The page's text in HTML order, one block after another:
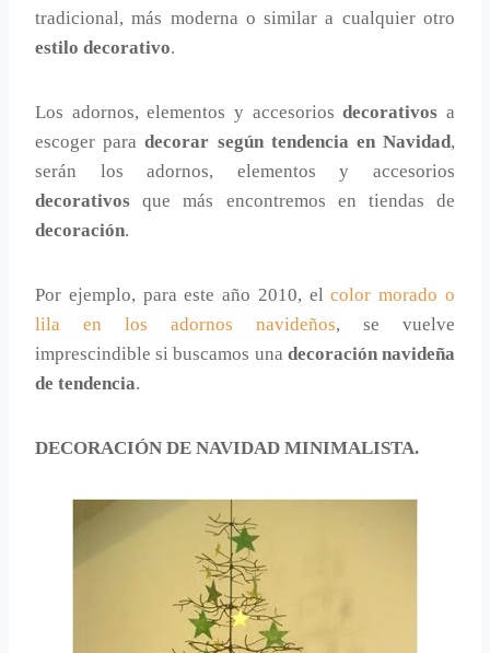
tradicional, más moderna o similar a cualquier otro
estilo decorativo.
Los adornos, elementos y accesoriosdecorativos a
escoger paradecorar según tendencia en Navidad,
serán los adornos, elementos y accesorios
decorativos que más encontremos en tiendas de
decoración.
Por ejemplo, para este año 2010, elcolor morado o
lila en los adornos navideños, se vuelve
imprescindible si buscamos una decoración navideña
de tendencia.
DECORACIÓN DE NAVIDAD MINIMALISTA.